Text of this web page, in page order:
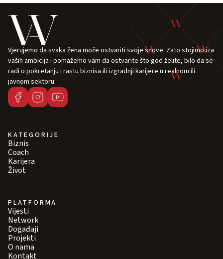
Vjerujemo da svaka žena može ostvariti svoje snove. Zato stojimo iza
vaših ambicija i pomažemo vam da ostvarite što god želite, bilo da se
radi o pokretanju i rastu biznisa ili izgradnji karijere u realnom ili
javnom sektoru.
KATEGORIJE
Biznis
Coach
Karijera
Život
PLATFORMA
Vijesti
Network
Događaji
Projekti
O nama
Kontakt